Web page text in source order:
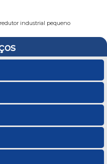
redutor industrial pequeno